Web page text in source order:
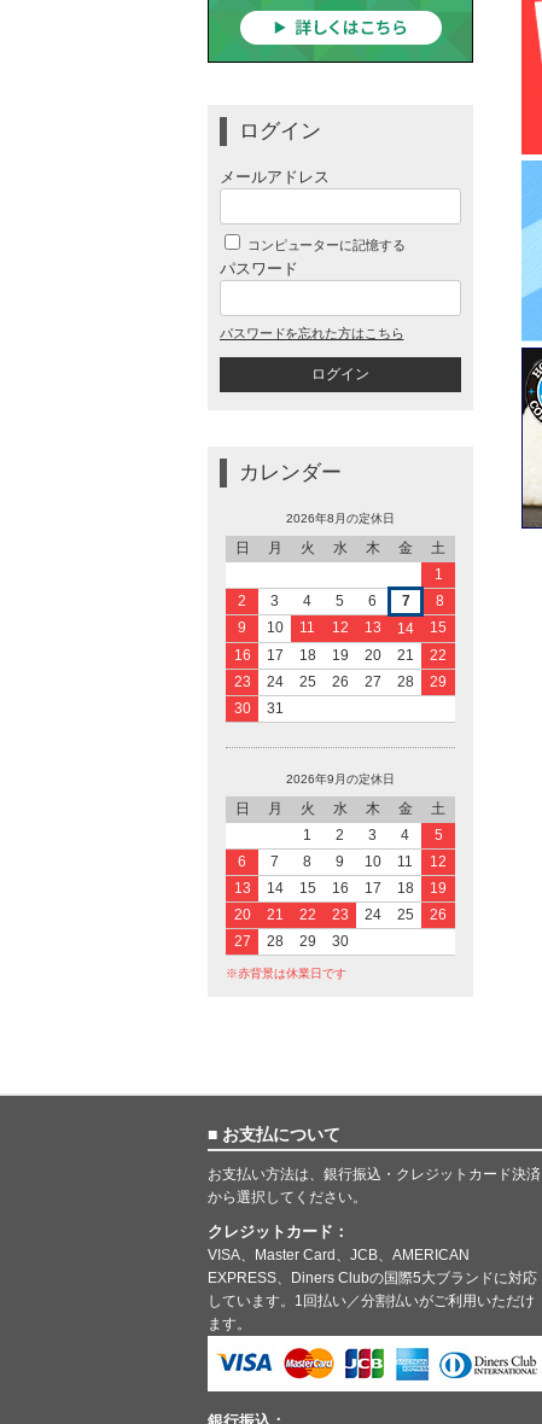
ログイン
メールアドレス
コンピューターに記憶する
パスワード
パスワードを忘れた方はこちら
カレンダー
2026年8月の定休日
日 月 火 水 木 金
土
1
2
3 4 5 6 7
8
9
10 11 12 13 14
15
16
17 18 19 20 21
22
23
24 25 26 27 28
29
30
31
2026年9月の定休日
日 月 火 水 木 金
土
1
2 3 4
5
6
7 8 9 10 11
12
13
14 15 16 17 18
19
20
21 22 23 24 25
26
27
28 29 30
※赤背景は休業日です
■ お支払について
お支払い方法は、銀行振込・クレジットカード決済
から選択してください。
クレジットカード：
VISA、Master Card、JCB、AMERICAN
EXPRESS、Diners Clubの国際5大ブランドに対応
しています。1回払い／分割払いがご利用いただけ
ます。